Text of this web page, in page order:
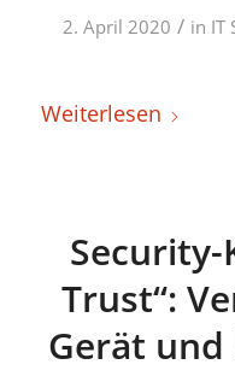
2. April 2020 / in IT
Weiterlesen
Security-
Trust“:
Gerät